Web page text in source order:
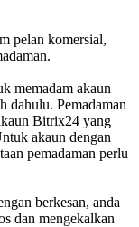
pelan komersial,
memadam akaun
dahulu. Pemadaman
Bitrix24 yang
akaun dengan
pemadaman perlu
berkesan, anda
dan mengekalkan